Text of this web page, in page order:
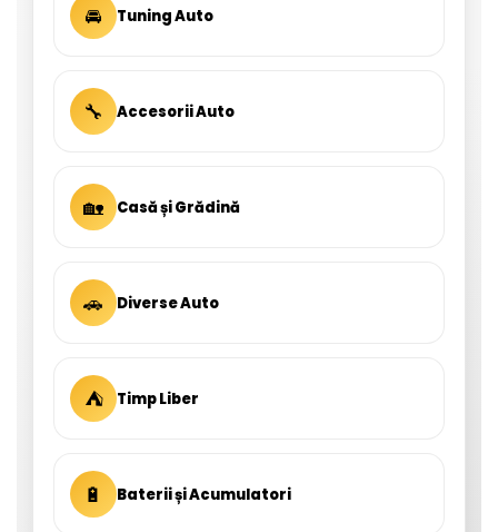
🚘 Tuning Auto
🔧 Accesorii Auto
🏡 Casă și Grădină
🚗 Diverse Auto
⛺ Timp Liber
🔋 Baterii și Acumulatori